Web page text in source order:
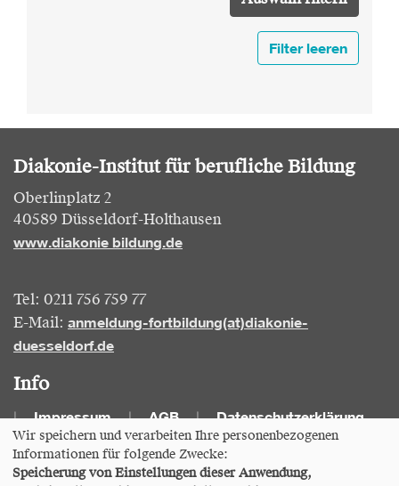
Filter leeren
Diakonie-Institut für berufliche Bildung
Oberlinplatz 2
40589 Düsseldorf-Holthausen
www.diakonie bildung.de
Tel: 0211 756 759 77
E-Mail: anmeldung-fortbildung(at)diakonie-
duesseldorf.de
Info
Impressum
AGB Datenschutzerklärung
Cookie Einstellungen
Wir speichern und verarbeiten Ihre personenbezogenen
Informationen für folgende Zwecke:
Speicherung von Einstellungen dieser Anwendung,